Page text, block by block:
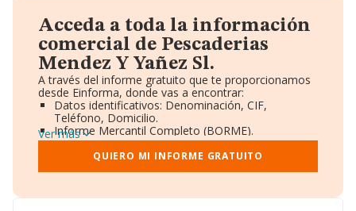
Acceda a toda la información
comercial de Pescaderias
Mendez Y Yañez Sl.
A través del informe gratuito que te proporcionamos
desde Einforma, donde vas a encontrar:
Datos identificativos: Denominación, CIF,
Teléfono, Domicilio.
Informe Mercantil Completo (BORME).
Gráficos de Evolución Ventas y Empleados.
Consejo de Administración y Administradores.
Directivos y Ejecutivos.
Ver más
QUIERO MI INFORME GRATUITO